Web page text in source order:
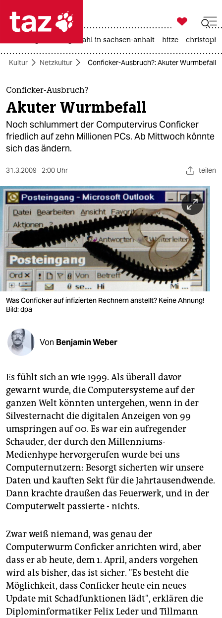
 taz zahl ich
taz zahl ich
themen
politik
öko
sport
berlin
nord
wahrheit
verlag
verlag
veranstaltungen
shop
unterstützen
abo
genossenschaft
epaper login

taz zahl ich
landtagswahl in sachsen-anhalt hitze
Kultur Netzkultur Conficker-Ausbruch?: Akuter Wurmbefall
Conficker-Ausbruch?
Akuter Wurmbefall
Noch schlummert der Computervirus Conficker
friedlich auf zehn Millionen PCs. Ab Mittwoch könnte
sich das ändern.
31.3.2009 2:00 Uhr teilen
Was Conficker auf infizierten Rechnern anstellt? Keine Ahnung!
Bild: dpa
Von Benjamin Weber
Es fühlt sich an wie 1999. Als überall davor
gewarnt wurde, die Computersysteme auf der
ganzen Welt könnten untergehen, wenn in der
Silvesternacht die digitalen Anzeigen von 99
umspringen auf 00. Es war ein aufregender
Schauder, der durch den Millenniums-
Medienhype hervorgerufen wurde bei uns
Computernutzern: Besorgt sicherten wir unsere
Daten und kauften Sekt für die Jahrtausendwende.
Dann krachte draußen das Feuerwerk, und in der
Computerwelt passierte - nichts.
Zwar weiß niemand, was genau der
Computerwurm Conficker anrichten wird, aber
dass er ab heute, dem 1. April, anders vorgehen
wird als bisher, das ist sicher. "Es besteht die
Möglichkeit, dass Conficker heute ein neues
Update mit Schadfunktionen lädt", erklären die
Diplominformatiker Felix Leder und Tillmann